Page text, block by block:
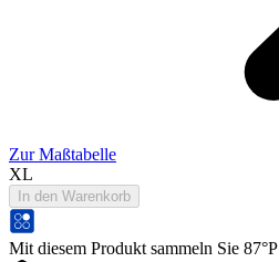
Zur Maßtabelle
XL
In den Warenkorb
Mit diesem Produkt sammeln Sie 87°P